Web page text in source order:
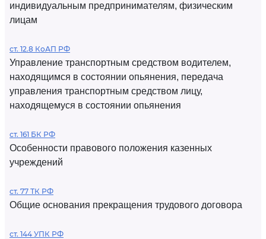
индивидуальным предпринимателям, физическим
лицам
ст. 12.8 КоАП РФ
Управление транспортным средством водителем,
находящимся в состоянии опьянения, передача
управления транспортным средством лицу,
находящемуся в состоянии опьянения
ст. 161 БК РФ
Особенности правового положения казенных
учреждений
ст. 77 ТК РФ
Общие основания прекращения трудового договора
ст. 144 УПК РФ